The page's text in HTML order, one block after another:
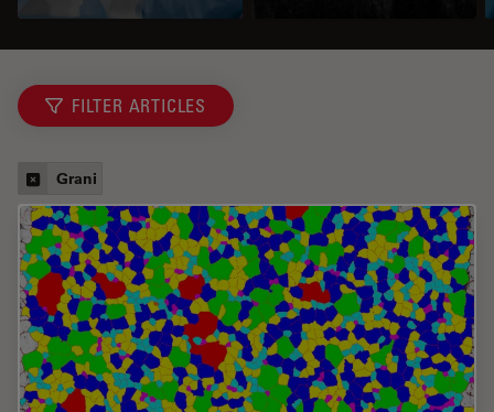
FILTER ARTICLES
Grani